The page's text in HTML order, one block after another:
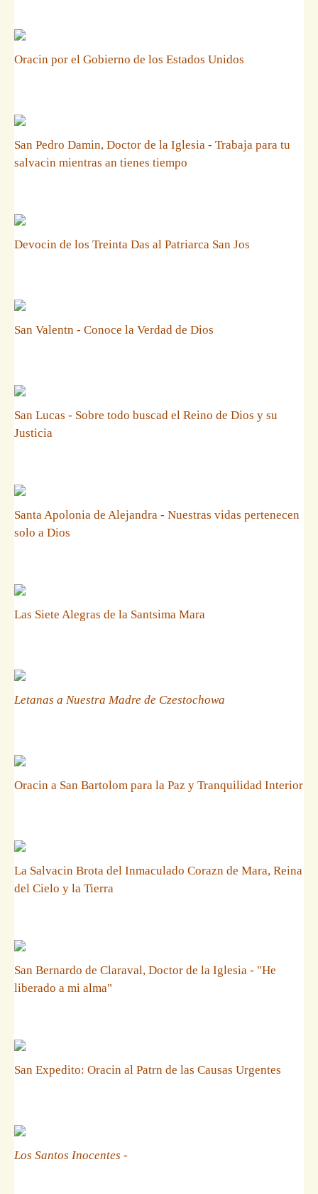
Oracin por el Gobierno de los Estados Unidos
San Pedro Damin, Doctor de la Iglesia - Trabaja para tu
salvacin mientras an tienes tiempo
Devocin de los Treinta Das al Patriarca San Jos
San Valentn - Conoce la Verdad de Dios
San Lucas - Sobre todo buscad el Reino de Dios y su
Justicia
Santa Apolonia de Alejandra - Nuestras vidas pertenecen
solo a Dios
Las Siete Alegras de la Santsima Mara
Letanas a Nuestra Madre de Czestochowa
Oracin a San Bartolom para la Paz y Tranquilidad Interior
La Salvacin Brota del Inmaculado Corazn de Mara, Reina
del Cielo y la Tierra
San Bernardo de Claraval, Doctor de la Iglesia - "He
liberado a mi alma"
San Expedito: Oracin al Patrn de las Causas Urgentes
Los Santos Inocentes -